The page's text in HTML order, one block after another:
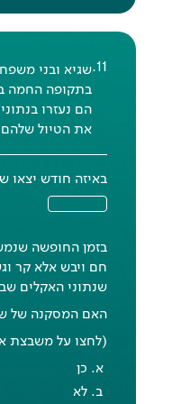
11
.שגיא ובני
בתקופה החמה
הם נעזרו
את הטיול
באיזה חודש יצאו
בזמן החופשה
חם ויבש אלא קר
שנתוני האקלים
האם המסקנה של
(לחצו על משבצת
כן
לא